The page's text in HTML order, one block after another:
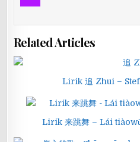
Related Articles
Lirik 追 Zhui –
Lirik 来跳舞 – Lái